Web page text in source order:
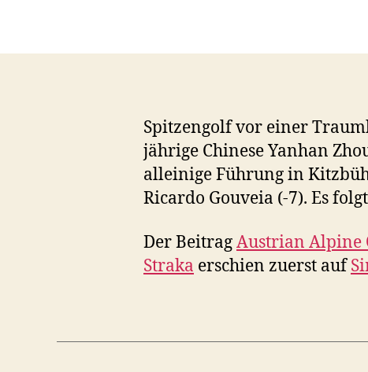
Spitzengolf vor einer
jährige Chinese Yanhan
alleinige Führung in
Ricardo Gouveia (-7). Es
Der BeitragAustrian Alpine
Straka erschien zuerst auf